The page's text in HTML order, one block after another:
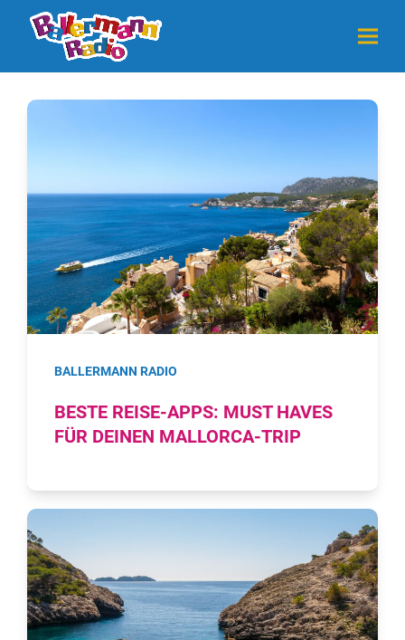
BALLERMANN RADIO
BESTE REISE-APPS: MUST HAVES
FÜR DEINEN MALLORCA-TRIP